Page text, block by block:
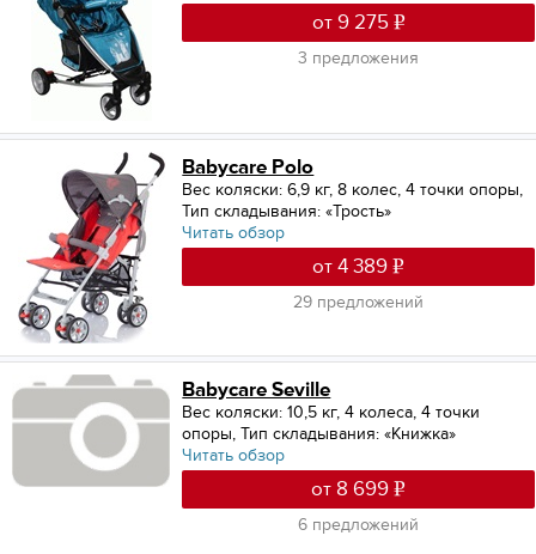
от 9 275
3 предложения
Babycare Polo
Вес коляски: 6,9 кг,8 колес, 4 точки опоры,
Тип складывания: «Трость»
от 4 389
29 предложений
Читать обзор
Babycare Seville
Вес коляски: 10,5 кг,4 колеса, 4 точки
опоры,Тип складывания: «Книжка»
от 8 699
6 предложений
Читать обзор